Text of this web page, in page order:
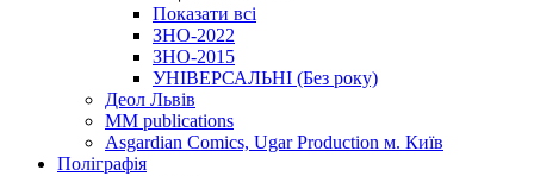
Показати всі
ЗНО-2022
ЗНО-2015
УНІВЕРСАЛЬНІ (Без року)
Деол Львів
MM publications
Asgardian Comics, Ugar Production м. Київ
Поліграфія